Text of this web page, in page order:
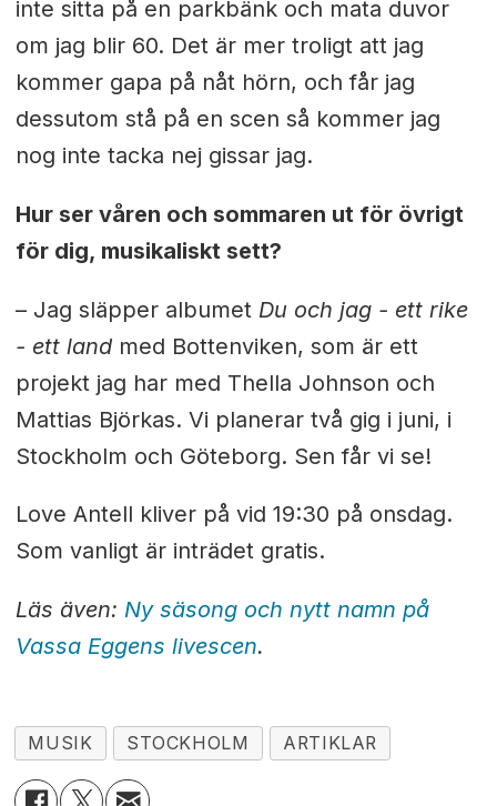
inte sitta på en parkbänk och mata duvor
om jag blir 60. Det är mer troligt att jag
kommer gapa på nåt hörn, och får jag
dessutom stå på en scen så kommer jag
nog inte tacka nej gissar jag.
Hur ser våren och sommaren ut för övrigt
för dig, musikaliskt sett?
– Jag släpper albumet Du och jag - ett rike
- ett landmed Bottenviken, som är ett
projekt jag har med Thella Johnson och
Mattias Björkas. Vi planerar två gig i juni, i
Stockholm och Göteborg. Sen får vi se!
Love Antell kliver på vid 19:30 på onsdag.
Som vanligt är inträdet gratis.
Läs även: Ny säsong och nytt namn på
Vassa Eggens livescen.
MUSIK STOCKHOLM ARTIKLAR